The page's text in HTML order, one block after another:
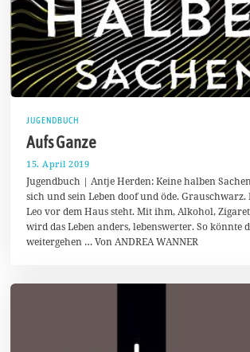
JUGENDBUCH
Aufs Ganze
15. April 2019
2
.
A
p
r
l
1
Jugendbuch | Antje Herden: Keine halben
sich und sein Leben doof und öde. Grauschwarz.
Leo vor dem Haus steht. Mit ihm, Alkohol,
wird das Leben anders, lebenswerter. So könnte
weitergehen … Von ANDREA WANNER